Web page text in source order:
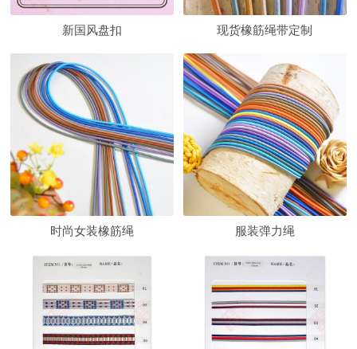
新国风盘扣 现货橡筋绳带定制
时尚女装橡筋绳 服装弹力绳